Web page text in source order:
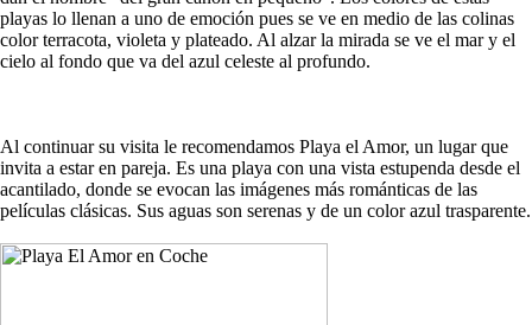
playas lo llenan a uno de emoción pues se ve en medio de las colinas
color terracota, violeta y plateado. Al alzar la mirada se ve el mar y el
cielo al fondo que va del azul celeste al profundo.
Al continuar su visita le recomendamos Playa el Amor, un lugar que
invita a estar en pareja. Es una playa con una vista estupenda desde el
acantilado, donde se evocan las imágenes más románticas de las
películas clásicas. Sus aguas son serenas y de un color azul trasparente.